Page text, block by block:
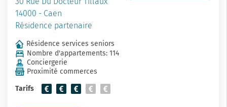
14000 - Caen
Résidence partenaire
Résidence services seniors
Nombre d'appartements: 114
Conciergerie
Proximité commerces
Tarifs